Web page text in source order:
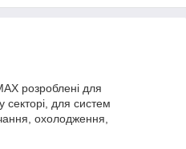
розроблені для
секторі, для систем
охолодження,